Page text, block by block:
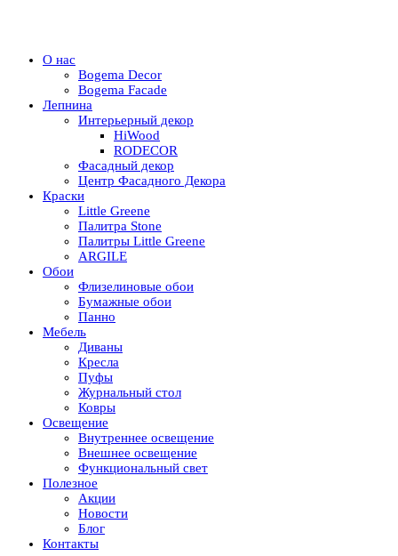
О нас
Bogema Decor
Bogema Facade
Лепнина
Интерьерный декор
HiWood
RODECOR
Фасадный декор
Центр Фасадного Декора
Краски
Little Greene
Палитра Stone
Палитры Little Greene
ARGILE
Обои
Флизелиновые обои
Бумажные обои
Панно
Мебель
Диваны
Кресла
Пуфы
Журнальный стол
Ковры
Освещение
Внутреннее освещение
Внешнее освещение
Функциональный свет
Полезное
Акции
Новости
Блог
Контакты